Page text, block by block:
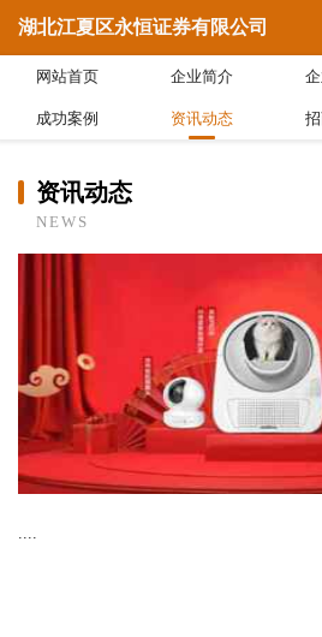
湖北江夏区永恒证券有限公司
网站首页 企业简介
成功案例 资讯动态
资讯动态
NEWS
....